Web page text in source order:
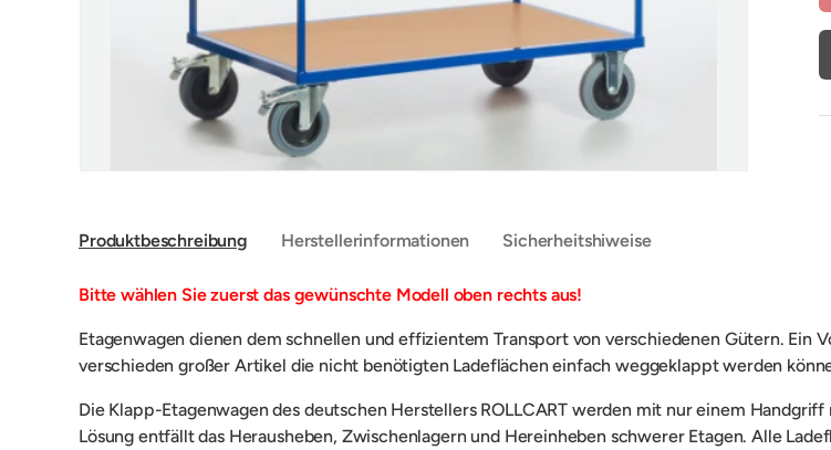
Produktbeschreibung Herstellerinformationen Sicherheitshiweise
Bitte wählen Sie zuerst das gewünschte Modell oben rechts aus!
Etagenwagen dienen dem schnellen und effizientem Transport von verschiedenen Gütern. Ein
verschieden großer Artikel die nicht benötigten Ladeflächen einfach weggeklappt werden
Die Klapp-Etagenwagen des deutschen Herstellers ROLLCART werden mit nur einem
Lösung entfällt das Herausheben, Zwischenlagern und Hereinheben schwerer Etagen. Alle